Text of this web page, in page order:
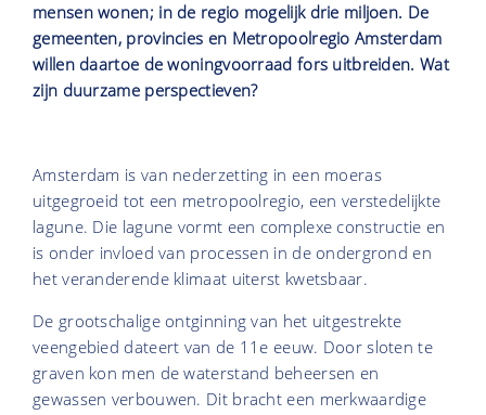
mensen wonen; in de regio mogelijk drie miljoen. De
gemeenten, provincies en Metropoolregio Amsterdam
willen daartoe de woningvoorraad fors uitbreiden. Wat
zijn duurzame perspectieven?
Amsterdam is van nederzetting in een moeras
uitgegroeid tot een metropoolregio, een verstedelijkte
lagune. Die lagune vormt een complexe constructie en
is onder invloed van processen in de ondergrond en
het veranderende klimaat uiterst kwetsbaar.
De grootschalige ontginning van het uitgestrekte
veengebied dateert van de 11e eeuw. Door sloten te
graven kon men de waterstand beheersen en
gewassen verbouwen. Dit bracht een merkwaardige